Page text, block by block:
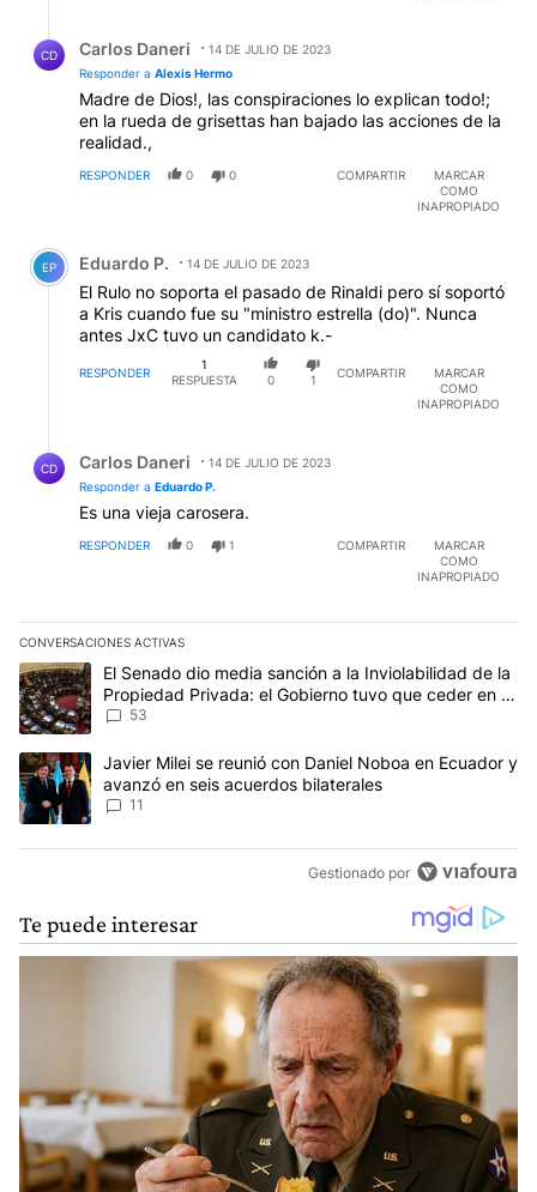
CD Carlos Daneri
14 DE JULIO DE 2023
Responder a Alexis Hermo
Madre de Dios!, las conspiraciones lo explican todo!;
en la rueda de grisettas han bajado las acciones de la
realidad.,
RESPONDER 0 0 COMPARTIR
MARCAR
COMO
INAPROPIADO
Comentario de Eduardo P..
EP Eduardo P. 14 DE JULIO DE 2023
El Rulo no soporta el pasado de Rinaldi pero sí soportó
a Kris cuando fue su "ministro estrella (do)". Nunca
antes JxC tuvo un candidato k.-
RESPONDER
1
RESPUESTA
0 1
COMPARTIR
MARCAR
COMO
INAPROPIADO
CD Carlos Daneri
14 DE JULIO DE 2023
Responder a Eduardo P.
Es una vieja carosera.
RESPONDER 0 1 COMPARTIR
MARCAR
COMO
INAPROPIADO
CONVERSACIONES ACTIVAS
Este listado muestra los artículos con más comentarios en los
Un artículo de tendencia con el título "El Senado dio media
El Senado dio media sanción a la Inviolabilidad de la
Propiedad Privada: el Gobierno tuvo que ceder en la
Ley del Manejo del Fuego
53
Un artículo de tendencia con el título "Javier Milei se reunió con
Javier Milei se reunió con Daniel Noboa en Ecuador y
avanzó en seis acuerdos bilaterales
11
Gestionado por